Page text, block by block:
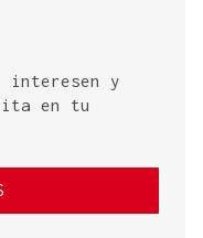
interesen y
en tu